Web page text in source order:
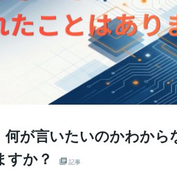
何が言いたいのかわか
すか？
記事